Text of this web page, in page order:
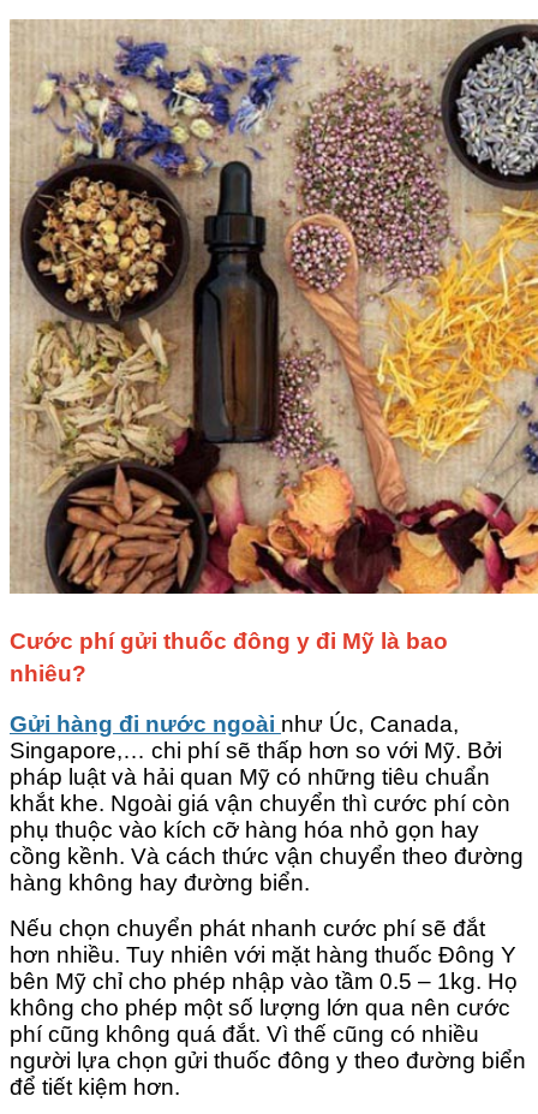
Cước phí gửi thuốc đông y đi Mỹ là bao
nhiêu?
Gửi hàng đi nước ngoài như Úc, Canada,
Singapore,… chi phí sẽ thấp hơn so với Mỹ. Bởi
pháp luật và hải quan Mỹ có những tiêu chuẩn
khắt khe. Ngoài giá vận chuyển thì cước phí còn
phụ thuộc vào kích cỡ hàng hóa nhỏ gọn hay
cồng kềnh. Và cách thức vận chuyển theo đường
hàng không hay đường biển.
Nếu chọn chuyển phát nhanh cước phí sẽ đắt
hơn nhiều. Tuy nhiên với mặt hàng thuốc Đông Y
bên Mỹ chỉ cho phép nhập vào tầm 0.5 – 1kg. Họ
không cho phép một số lượng lớn qua nên cước
phí cũng không quá đắt. Vì thế cũng có nhiều
người lựa chọn gửi thuốc đông y theo đường biển
để tiết kiệm hơn.